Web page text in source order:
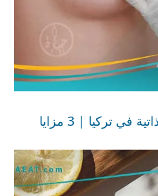
تركيا | 3 مزايا